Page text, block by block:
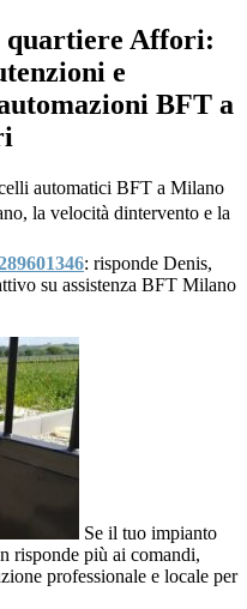
quartiere Affori:
e
BFT a
automatici BFT a Milano
la velocità dintervento e la
: risponde Denis,
su assistenza BFT Milano
Se il tuo impianto
risponde più ai comandi,
professionale e locale per